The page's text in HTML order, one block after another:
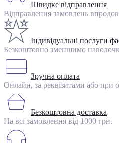
Швидке відправлення
Відправлення замовлень
Індивідуальні послуги
Безкоштовно зменшимо
Зручна оплата
Онлайн, за реквізитами або при
Безкоштовна доставка
На всі замовлення від 1000 грн.